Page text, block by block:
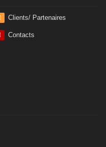
Clients/ Partenaires
Contacts